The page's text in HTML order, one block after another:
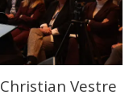
Vestre